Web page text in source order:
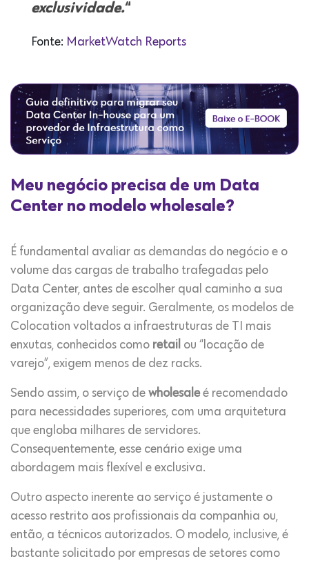
exclusividade.“
Fonte: MarketWatch Reports
Meu negócio precisa de um Data
Center no modelo wholesale?
É fundamental avaliar as demandas do negócio e o
volume das cargas de trabalho trafegadas pelo
Data Center, antes de escolher qual caminho a sua
organização deve seguir. Geralmente, os modelos de
Colocation voltados a infraestruturas de TI mais
enxutas, conhecidos como retail ou “locação de
varejo”, exigem menos de dez racks.
Sendo assim, o serviço de wholesaleé recomendado
para necessidades superiores, com uma arquitetura
que engloba milhares de servidores.
Consequentemente, esse cenário exige uma
abordagem mais flexível e exclusiva.
Outro aspecto inerente ao serviço é justamente o
acesso restrito aos profissionais da companhia ou,
então, a técnicos autorizados. O modelo, inclusive, é
bastante solicitado por empresas de setores como